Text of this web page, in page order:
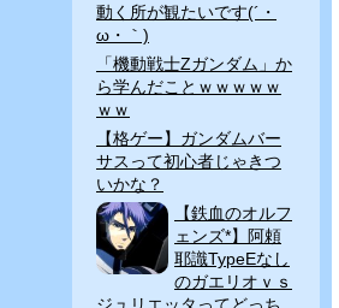
動く所が観たいです(´・
ω・｀)
「機動戦士Zガンダム」か
ら学んだことｗｗｗｗｗ
ｗｗ
【格ゲー】ガンダムバー
サスって初心者じゃきつ
いかな？
【鉄血のオルフ
ェンズ*】阿頼
耶識TypeEなし
のガエリオｖｓ